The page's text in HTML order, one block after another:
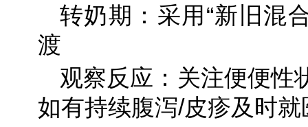
转奶期：采用“新旧混
渡
观察反应：关注便便性
如有持续腹泻/皮疹及时就